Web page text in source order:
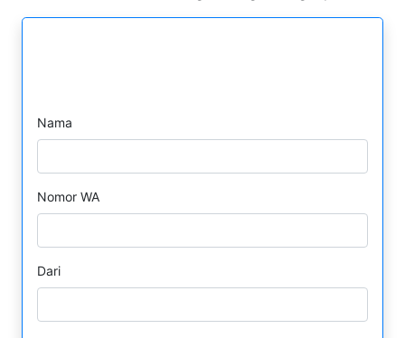
Nama
Nomor WA
Dari